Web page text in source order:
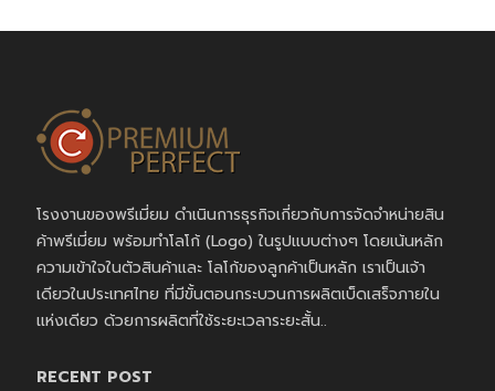
โรงงานของพรีเมี่ยม ดำเนินการธุรกิจเกี่ยวกับการจัดจำหน่ายสิน
ค้าพรีเมี่ยม พร้อมทำโลโก้ (Logo) ในรูปแบบต่างๆ โดยเน้นหลัก
ความเข้าใจในตัวสินค้าและ โลโก้ของลูกค้าเป็นหลัก เราเป็นเจ้า
เดียวในประเทศไทย ที่มีขั้นตอนกระบวนการผลิตเบ็ดเสร็จภายใน
แห่งเดียว ด้วยการผลิตที่ใช้ระยะเวลาระยะสั้น..
RECENT POST